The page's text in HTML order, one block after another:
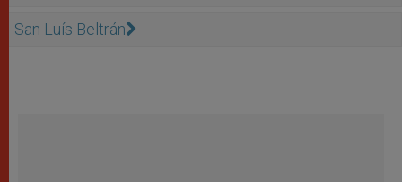
San Luís Beltrán